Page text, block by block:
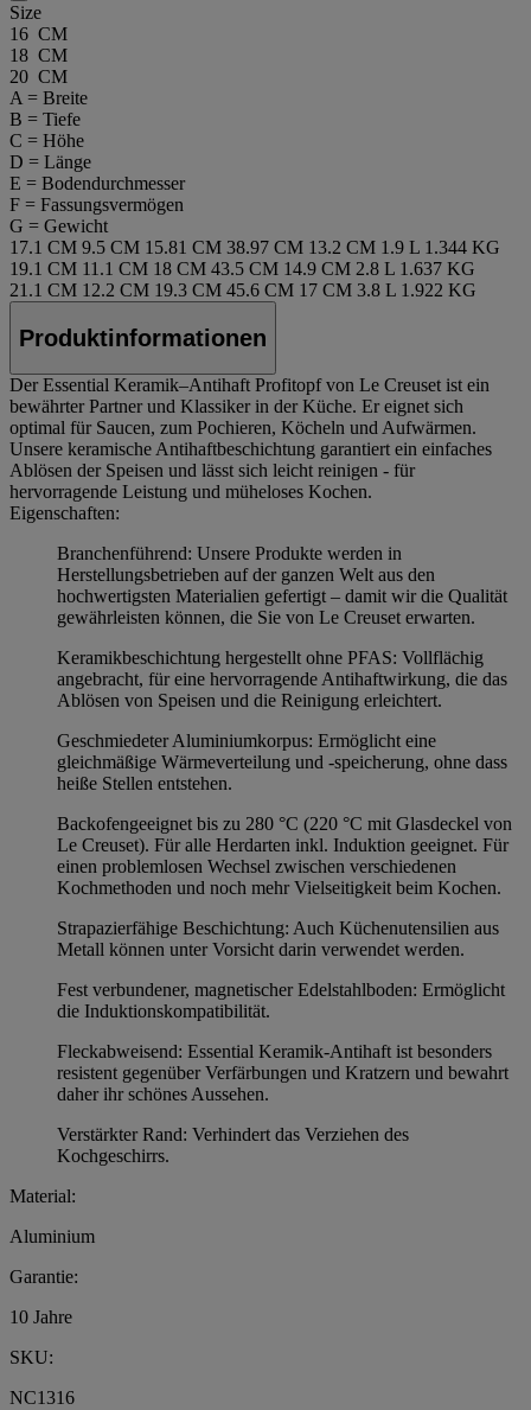
Size
16 CM
18 CM
20 CM
A = Breite
B = Tiefe
C = Höhe
D = Länge
E = Bodendurchmesser
F = Fassungsvermögen
G = Gewicht
17.1 CM 9.5 CM 15.81 CM 38.97 CM 13.2 CM 1.9 L 1.344 KG
19.1 CM 11.1 CM 18 CM 43.5 CM 14.9 CM 2.8 L 1.637 KG
21.1 CM 12.2 CM 19.3 CM 45.6 CM 17 CM 3.8 L 1.922 KG
Produktinformationen
Der Essential Keramik–Antihaft Profitopf von Le Creuset ist ein
bewährter Partner und Klassiker in der Küche. Er eignet sich
optimal für Saucen, zum Pochieren, Köcheln und Aufwärmen.
Unsere keramische Antihaftbeschichtung garantiert ein einfaches
Ablösen der Speisen und lässt sich leicht reinigen - für
hervorragende Leistung und müheloses Kochen.
Eigenschaften:
Branchenführend: Unsere Produkte werden in
Herstellungsbetrieben auf der ganzen Welt aus den
hochwertigsten Materialien gefertigt – damit wir die Qualität
gewährleisten können, die Sie von Le Creuset erwarten.
Keramikbeschichtung hergestellt ohne PFAS: Vollflächig
angebracht, für eine hervorragende Antihaftwirkung, die das
Ablösen von Speisen und die Reinigung erleichtert.
Geschmiedeter Aluminiumkorpus: Ermöglicht eine
gleichmäßige Wärmeverteilung und -speicherung, ohne dass
heiße Stellen entstehen.
Backofengeeignet bis zu 280 °C (220 °C mit Glasdeckel von
Le Creuset). Für alle Herdarten inkl. Induktion geeignet. Für
einen problemlosen Wechsel zwischen verschiedenen
Kochmethoden und noch mehr Vielseitigkeit beim Kochen.
Strapazierfähige Beschichtung: Auch Küchenutensilien aus
Metall können unter Vorsicht darin verwendet werden.
Fest verbundener, magnetischer Edelstahlboden: Ermöglicht
die Induktionskompatibilität.
Fleckabweisend: Essential Keramik-Antihaft ist besonders
resistent gegenüber Verfärbungen und Kratzern und bewahrt
daher ihr schönes Aussehen.
Verstärkter Rand: Verhindert das Verziehen des
Kochgeschirrs.
Material:
Aluminium
Garantie:
10 Jahre
SKU:
NC1316